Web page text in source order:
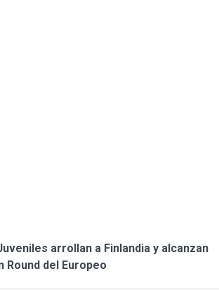
arrollan a Finlandia y alcanzan
Round del Europeo